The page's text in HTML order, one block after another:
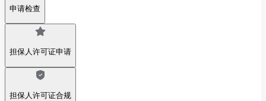
申请检查
担保人许可证申请
担保人许可证合规